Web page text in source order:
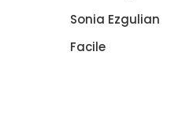
Sonia Ezgulian
Facile